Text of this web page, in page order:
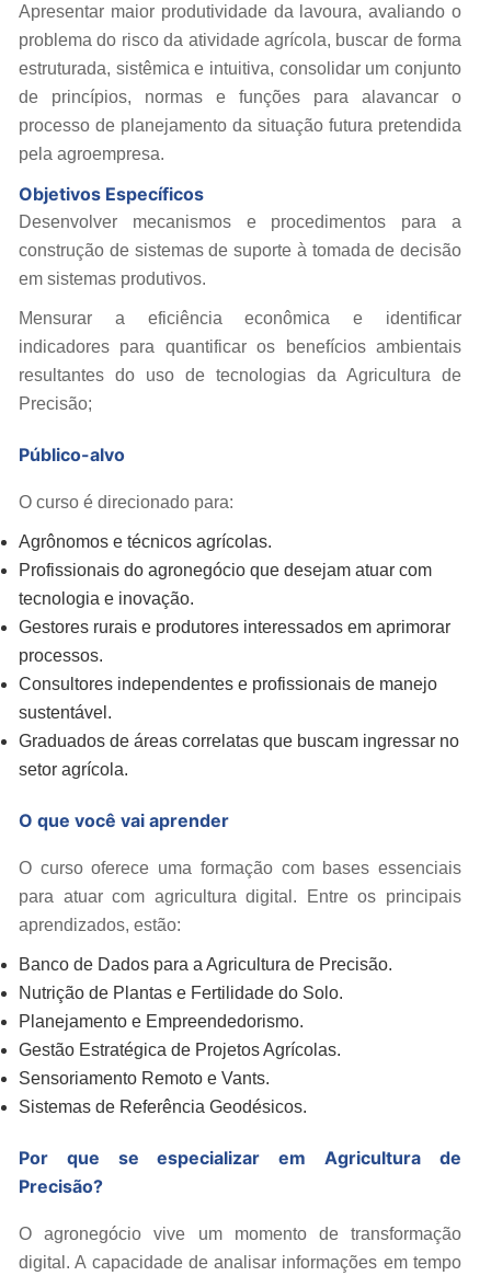
Apresentar maior produtividade da lavoura, avaliando o
problema do risco da atividade agrícola, buscar de forma
estruturada, sistêmica e intuitiva, consolidar um conjunto
de princípios, normas e funções para alavancar o
processo de planejamento da situação futura pretendida
pela agroempresa.
Objetivos Específicos
Desenvolver mecanismos e procedimentos para a
construção de sistemas de suporte à tomada de decisão
em sistemas produtivos.
Mensurar a eficiência econômica e identificar
indicadores para quantificar os benefícios ambientais
resultantes do uso de tecnologias da Agricultura de
Precisão;
Público-alvo
O curso é direcionado para:
Agrônomos e técnicos agrícolas.
Profissionais do agronegócio que desejam atuar com
tecnologia e inovação.
Gestores rurais e produtores interessados em aprimorar
processos.
Consultores independentes e profissionais de manejo
sustentável.
Graduados de áreas correlatas que buscam ingressar no
setor agrícola.
O que você vai aprender
O curso oferece uma formação com bases essenciais
para atuar com agricultura digital. Entre os principais
aprendizados, estão:
Banco de Dados para a Agricultura de Precisão.
Nutrição de Plantas e Fertilidade do Solo.
Planejamento e Empreendedorismo.
Gestão Estratégica de Projetos Agrícolas.
Sensoriamento Remoto e Vants.
Sistemas de Referência Geodésicos.
Por que se especializar em Agricultura de
Precisão?
O agronegócio vive um momento de transformação
digital. A capacidade de analisar informações em tempo